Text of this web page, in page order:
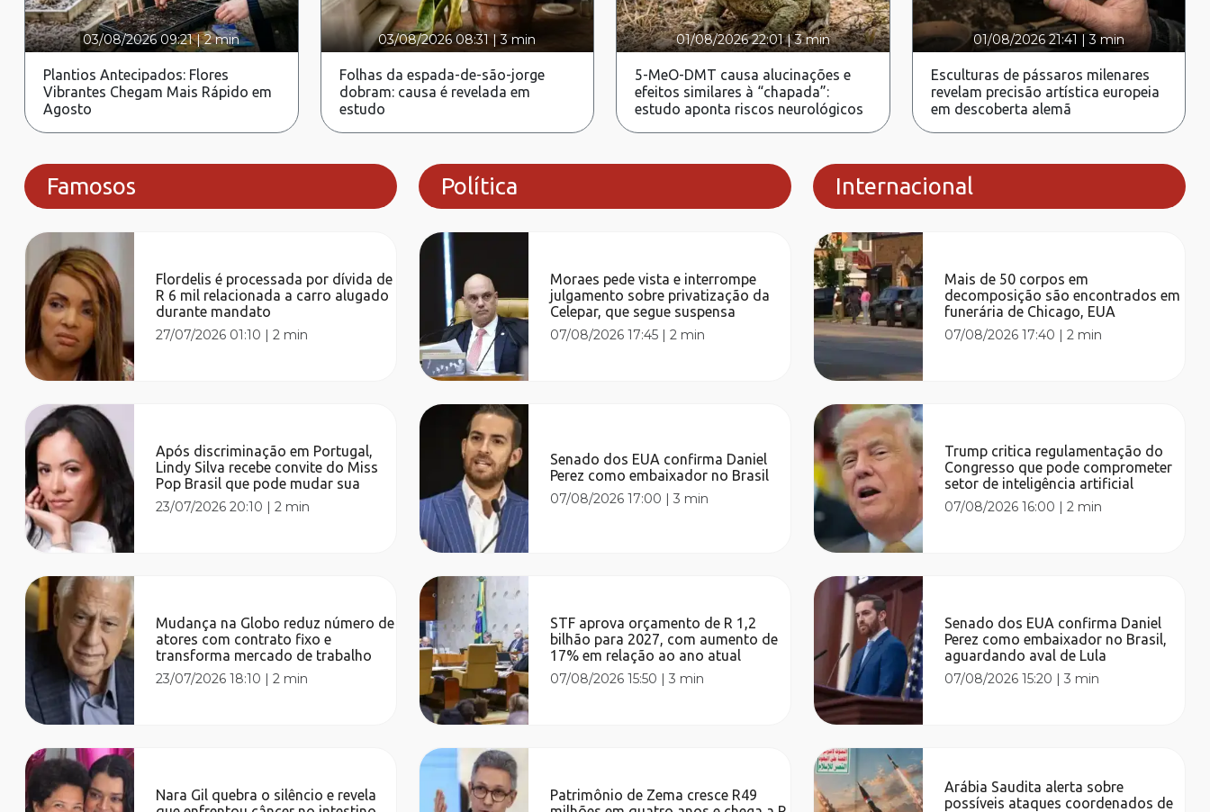
03/08/2026 09:21|2 min
Plantios Antecipados: Flores
Vibrantes Chegam Mais Rápido em
Agosto
03/08/2026 08:31|3 min
Folhas da espada-de-são-jorge
dobram: causa é revelada em
estudo
01/08/2026 22:01|3 min
5-MeO-DMT causa alucinações e
efeitos similares à “chapada”:
estudo aponta riscos neurológicos
01/08/2026 21:41 |3 min
Esculturas de pássaros milenares
revelam precisão artística europeia
em descoberta alemã
Famosos
Flordelis é processada por dívida de
R 6 mil relacionada a carro alugado
durante mandato
27/07/2026 01:10 |2 min
Após discriminação em Portugal,
Lindy Silva recebe convite do Miss
Pop Brasil que pode mudar sua
23/07/2026 20:10 |2 min
Mudança na Globo reduz número de
atores com contrato fixo e
transforma mercado de trabalho
23/07/2026 18:10 |2 min
Nara Gil quebra o silêncio e revela
Política
Moraes pede vista e interrompe
julgamento sobre privatização da
Celepar, que segue suspensa
07/08/2026 17:45 |2 min
Senado dos EUA confirma Daniel
Perez como embaixador no Brasil
07/08/2026 17:00 |3 min
STF aprova orçamento de R 1,2
bilhão para 2027, com aumento de
17% em relação ao ano atual
07/08/2026 15:50 |3 min
Patrimônio de Zema cresce R49
Internacional
Mais de 50 corpos em
decomposição são encontrados em
funerária de Chicago, EUA
07/08/2026 17:40 |2 min
Trump critica regulamentação do
Congresso que pode comprometer
setor de inteligência artificial
07/08/2026 16:00 |2 min
Senado dos EUA confirma Daniel
Perez como embaixador no Brasil,
aguardando aval de Lula
07/08/2026 15:20 |3 min
Arábia Saudita alerta sobre
possíveis ataques coordenados de